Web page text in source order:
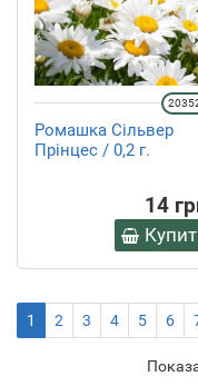
Ромашка Сільвер
Прінцес / 0,2 г.
14
1 2 3 4 5 6